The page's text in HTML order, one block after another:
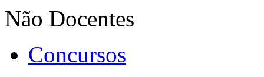
Não Docentes
Concursos